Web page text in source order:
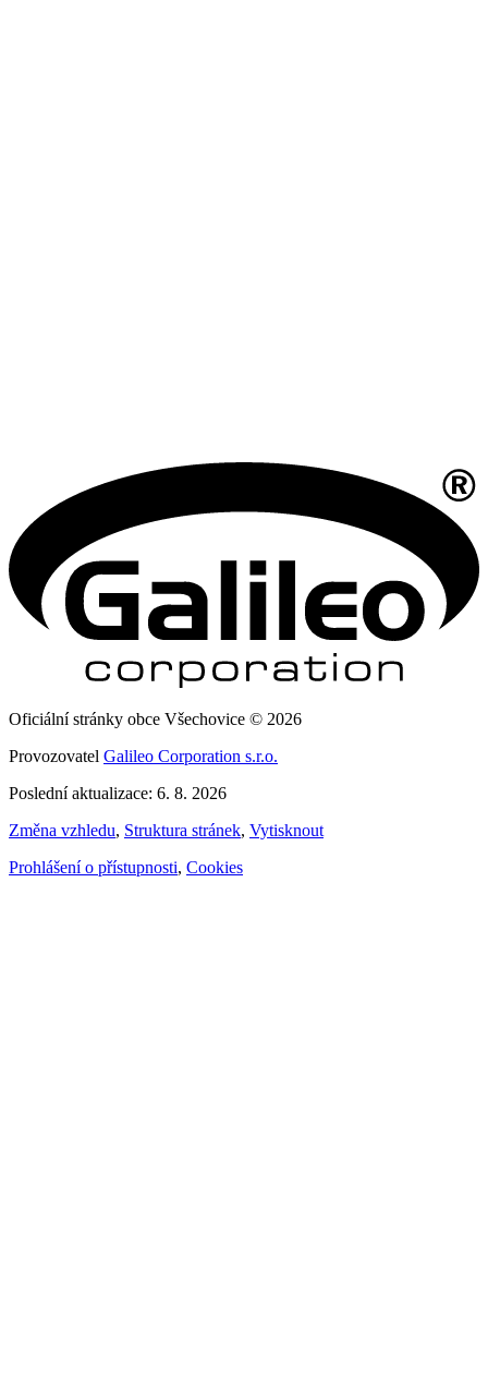
Oficiální stránky obce Všechovice © 2026
Provozovatel Galileo Corporation s.r.o.
Poslední aktualizace: 6. 8. 2026
Změna vzhledu, Struktura stránek, Vytisknout
Prohlášení o přístupnosti, Cookies